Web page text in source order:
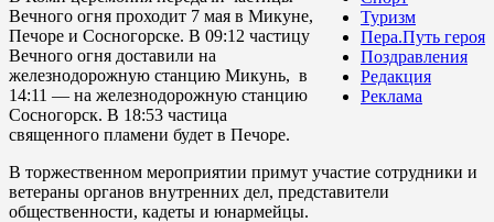
Туризм
Пера.Путь героя
Поздравления
Редакция
Реклама
Вечного огня проходит 7 мая в Микуне,
Печоре и Сосногорске. В 09:12 частицу
Вечного огня доставили на
железнодорожную станцию Микунь, в
14:11 — на железнодорожную станцию
Сосногорск. В 18:53 частица
священного пламени будет в Печоре.
В торжественном мероприятии примут участие сотрудники и
ветераны органов внутренних дел, представители
общественности, кадеты и юнармейцы.